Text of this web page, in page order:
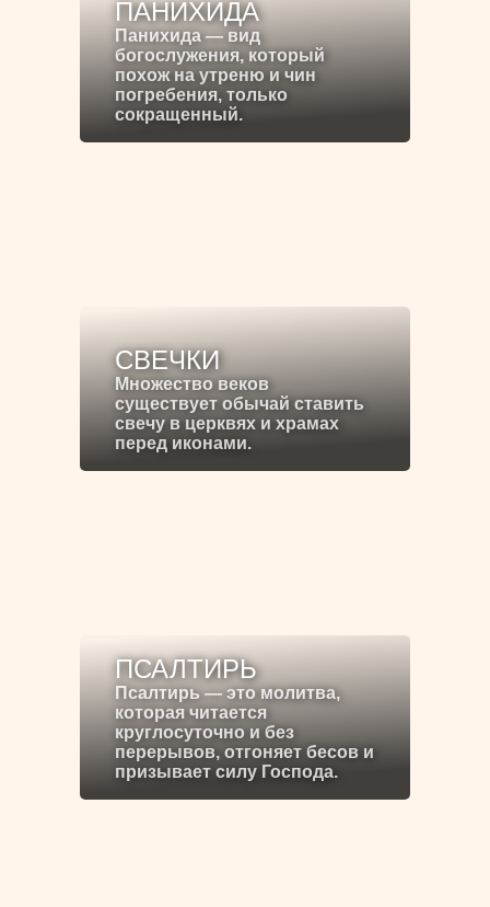
ПАНИХИДА
Панихида — вид
богослужения, который
похож на утреню и чин
погребения, только
сокращенный.
СВЕЧКИ
Множество веков
существует обычай ставить
свечу в церквях и храмах
перед иконами.
ПСАЛТИРЬ
Псалтирь — это молитва,
которая читается
круглосуточно и без
перерывов, отгоняет бесов и
призывает силу Господа.